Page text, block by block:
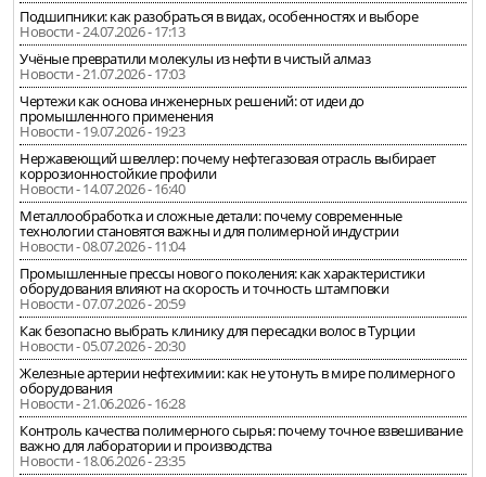
Подшипники: как разобраться в видах, особенностях и выборе
Новости - 24.07.2026 - 17:13
Учёные превратили молекулы из нефти в чистый алмаз
Новости - 21.07.2026 - 17:03
Чертежи как основа инженерных решений: от идеи до
промышленного применения
Новости - 19.07.2026 - 19:23
Нержавеющий швеллер: почему нефтегазовая отрасль выбирает
коррозионностойкие профили
Новости - 14.07.2026 - 16:40
Металлообработка и сложные детали: почему современные
технологии становятся важны и для полимерной индустрии
Новости - 08.07.2026 - 11:04
Промышленные прессы нового поколения: как характеристики
оборудования влияют на скорость и точность штамповки
Новости - 07.07.2026 - 20:59
Как безопасно выбрать клинику для пересадки волос в Турции
Новости - 05.07.2026 - 20:30
Железные артерии нефтехимии: как не утонуть в мире полимерного
оборудования
Новости - 21.06.2026 - 16:28
Контроль качества полимерного сырья: почему точное взвешивание
важно для лаборатории и производства
Новости - 18.06.2026 - 23:35